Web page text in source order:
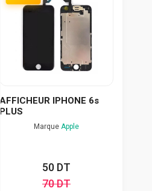
AFFICHEUR IPHONE 6s
PLUS
Marque Apple
50 DT
70 DT